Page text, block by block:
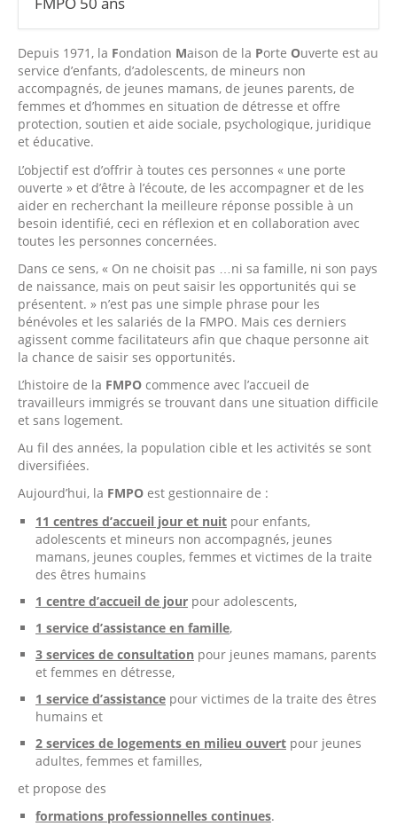
Depuis 1971, la Fondation Maison de la Porte Ouverte est au
service d’enfants, d’adolescents, de mineurs non
accompagnés, de jeunes mamans, de jeunes parents, de
femmes et d’hommes en situation de détresse et offre
protection, soutien et aide sociale, psychologique, juridique
et éducative.
L’objectif est d’offrir à toutes ces personnes « une porte
ouverte » et d’être à l’écoute, de les accompagner et de les
aider en recherchant la meilleure réponse possible à un
besoin identifié, ceci en réflexion et en collaboration avec
toutes les personnes concernées.
Dans ce sens, « On ne choisit pas …ni sa famille, ni son pays
de naissance, mais on peut saisir les opportunités qui se
présentent. » n’est pas une simple phrase pour les
bénévoles et les salariés de la FMPO. Mais ces derniers
agissent comme facilitateurs afin que chaque personne ait
la chance de saisir ses opportunités.
L’histoire de la FMPO commence avec l’accueil de
travailleurs immigrés se trouvant dans une situation difficile
et sans logement.
Au fil des années, la population cible et les activités se sont
diversifiées.
Aujourd’hui, la FMPO est gestionnaire de :
11 centres d’accueil jour et nuit pour enfants,
adolescents et mineurs non accompagnés, jeunes
mamans, jeunes couples, femmes et victimes de la traite
des êtres humains
1 centre d’accueil de jour pour adolescents,
1 service d’assistance en famille,
3 services de consultation pour jeunes mamans, parents
et femmes en détresse,
1 service d’assistance pour victimes de la traite des êtres
humains et
2 services de logements en milieu ouvert pour jeunes
adultes, femmes et familles,
et propose des
formations professionnelles continues.